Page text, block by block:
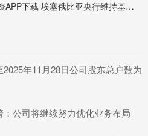
优胜配资APP下载 埃塞俄比亚央行维持基准利率在15%不变
年11月28日公司股东总户数为
公司将继续努力优化业务布局